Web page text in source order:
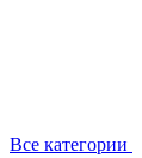
Все категории